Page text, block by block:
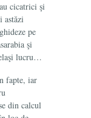
cicatrici şi
astăzi
pe
şi
lucru…
fapte, iar
din calcul